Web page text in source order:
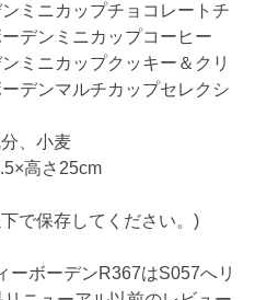
ミニカップチョコレートチ
デンミニカップコーヒー
ミニカップクッキー＆クリ
デンマルチカップセレクシ
、小麦
高さ25cm
で保存してください。)
ボーデンR367はS057へリ